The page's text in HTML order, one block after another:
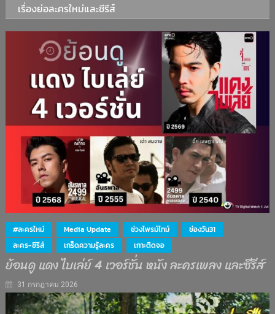
เรื่องย่อละครใหม่และซีรีส์
#ละครใหม่ Media Update ช่วงไพรม์ไทม์
ช่องวัน31
ละคร-ซีรีส์
เกร็ดความรู้ละคร เกาะติดจอ
ย้อนดู แดง ไบเล่ย์ 4 เวอร์ชั่น หนัง ละครเพลง และซีรีส์
31 กรกฎาคม 2026